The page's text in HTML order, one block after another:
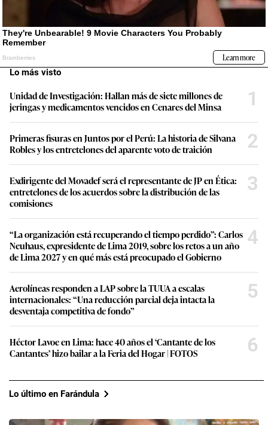
Lo más visto
Unidad de Investigación: Hallan más de siete millones de
jeringas y medicamentos vencidos en Cenares del Minsa
1
Primeras fisuras en Juntos por el Perú: La historia de Silvana
Robles y los entretelones del aparente voto de traición
2
Exdirigente del Movadef será el representante de JP en Ética:
entretelones de los acuerdos sobre la distribución de las
comisiones
3
“La organización está recuperando el tiempo perdido”: Carlos
Neuhaus, expresidente de Lima 2019, sobre los retos a un año
de Lima 2027 y en qué más está preocupado el Gobierno
4
Aerolíneas responden a LAP sobre la TUUA a escalas
internacionales: “Una reducción parcial deja intacta la
desventaja competitiva de fondo”
5
Héctor Lavoe en Lima: hace 40 años el ‘Cantante de los
Cantantes’ hizo bailar a la Feria del Hogar | FOTOS
6
Lo último en Farándula